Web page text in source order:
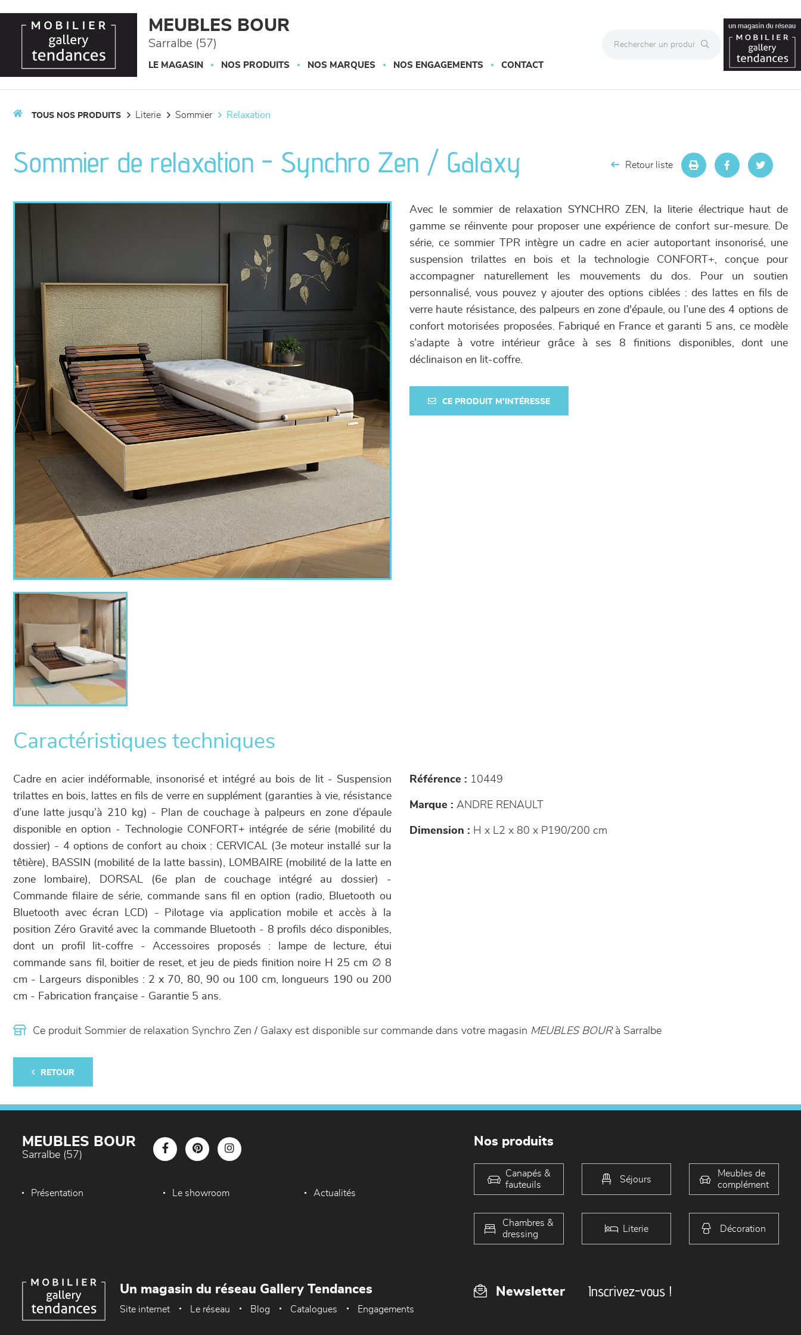
MEUBLES BOUR
Sarralbe (57)
LE MAGASIN NOS PRODUITS NOS MARQUES NOS ENGAGEMENTS CONTACT
TOUS NOS PRODUITS literie sommier relaxation
Sommier de relaxation - Synchro Zen / Galaxy Retour liste
Avec le sommier de relaxation SYNCHRO ZEN, la literie électrique haut de
gamme se réinvente pour proposer une expérience de confort sur-mesure. De
série, ce sommier TPR intègre un cadre en acier autoportant insonorisé, une
suspension trilattes en bois et la technologie CONFORT+, conçue pour
accompagner naturellement les mouvements du dos. Pour un soutien
personnalisé, vous pouvez y ajouter des options ciblées : des lattes en fils de
verre haute résistance, des palpeurs en zone d'épaule, ou l’une des 4 options de
confort motorisées proposées. Fabriqué en France et garanti 5 ans, ce modèle
s’adapte à votre intérieur grâce à ses 8 finitions disponibles, dont une
déclinaison en lit-coffre.
CE PRODUIT M'INTÉRESSE
Caractéristiques techniques
Cadre en acier indéformable, insonorisé et intégré au bois de lit - Suspension
trilattes en bois, lattes en fils de verre en supplément (garanties à vie, résistance
d’une latte jusqu’à 210 kg) - Plan de couchage à palpeurs en zone d’épaule
disponible en option - Technologie CONFORT+ intégrée de série (mobilité du
dossier) - 4 options de confort au choix : CERVICAL (3e moteur installé sur la
têtière), BASSIN (mobilité de la latte bassin), LOMBAIRE (mobilité de la latte en
zone lombaire), DORSAL (6e plan de couchage intégré au dossier) -
Commande filaire de série, commande sans fil en option (radio, Bluetooth ou
Bluetooth avec écran LCD) - Pilotage via application mobile et accès à la
position Zéro Gravité avec la commande Bluetooth - 8 profils déco disponibles,
dont un profil lit-coffre - Accessoires proposés : lampe de lecture, étui
commande sans fil, boitier de reset, et jeu de pieds finition noire H 25 cm ∅ 8
cm - Largeurs disponibles : 2 x 70, 80, 90 ou 100 cm, longueurs 190 ou 200
cm - Fabrication française - Garantie 5 ans.
Référence : 10449
Marque : ANDRE RENAULT
Dimension : H x L2 x 80 x P190/200 cm
Ce produit Sommier de relaxation Synchro Zen / Galaxy est disponible sur commande dans votre magasin MEUBLES BOURà Sarralbe
RETOUR
MEUBLES BOUR
Sarralbe (57)
Présentation Le showroom Actualités
Nos produits
Canapés &
fauteuils
Séjours
Meubles de
complément
Chambres &
dressing
Literie Décoration
Newsletter Inscrivez-vous !
Un magasin du réseau Gallery Tendances
Site internet Le réseau Blog Catalogues Engagements